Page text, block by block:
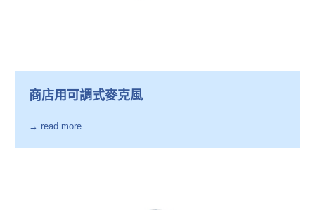
商店用可調式麥克風
→ read more